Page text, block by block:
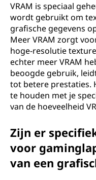
VRAM is speciaal
wordt gebruikt om
grafische gegevens
Meer VRAM zorgt
hoge-resolutie
echter meer VRAM
beoogde gebruik,
tot betere prestaties.
te houden met je
van de hoeveelheid
Zijn er
voor
van een